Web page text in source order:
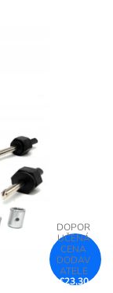
€23,30